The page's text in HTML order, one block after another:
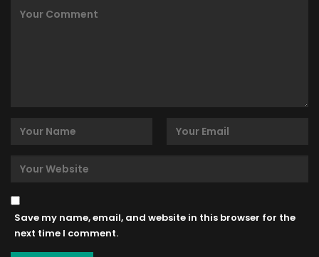
Save my name, email, and website in this browser for the
next time I comment.